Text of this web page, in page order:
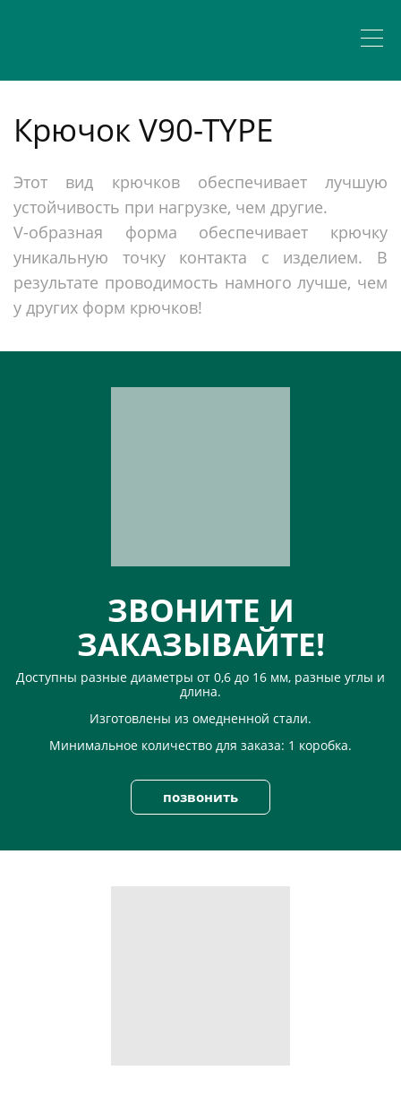
Крючок V90-TYPE
Этот вид крючков обеспечивает лучшую
устойчивость при нагрузке, чем другие.
V-образная форма обеспечивает крючку
уникальную точку контакта с изделием. В
результате проводимость намного лучше, чем
у других форм крючков!
ЗВОНИТЕ И
ЗАКАЗЫВАЙТЕ!
Доступны разные диаметры от 0,6 до 16 мм, разные углы и
длина.
Изготовлены из омедненной стали.
Минимальное количество для заказа: 1 коробка.
позвонить